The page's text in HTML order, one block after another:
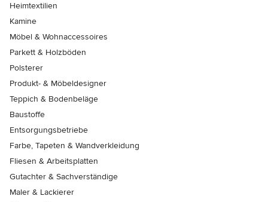
Heimtextilien
Kamine
Möbel & Wohnaccessoires
Parkett & Holzböden
Polsterer
Produkt- & Möbeldesigner
Teppich & Bodenbeläge
Baustoffe
Entsorgungsbetriebe
Farbe, Tapeten & Wandverkleidung
Fliesen & Arbeitsplatten
Gutachter & Sachverständige
Maler & Lackierer